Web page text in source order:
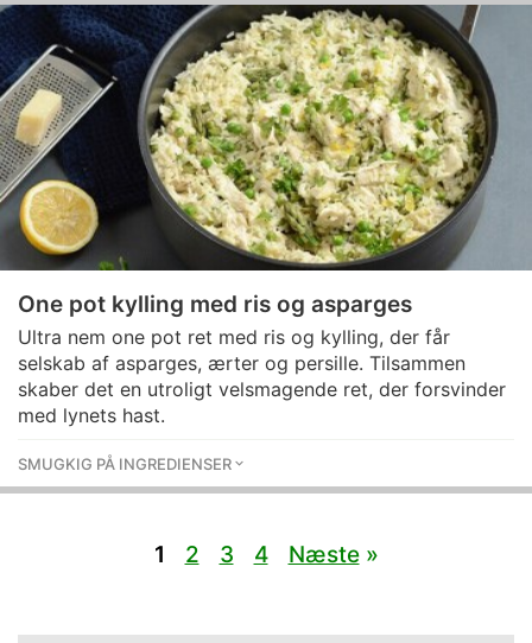
One pot kylling med ris og asparges
Ultra nem one pot ret med ris og kylling, der får
selskab af asparges, ærter og persille. Tilsammen
skaber det en utroligt velsmagende ret, der forsvinder
med lynets hast.
SMUGKIG PÅ INGREDIENSER
1 2 3 4 Næste»